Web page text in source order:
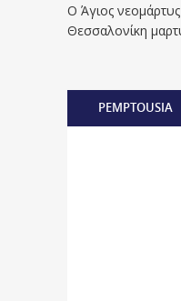
Ο Άγιος
Θεσσαλονίκη
PEMPTOUSIA